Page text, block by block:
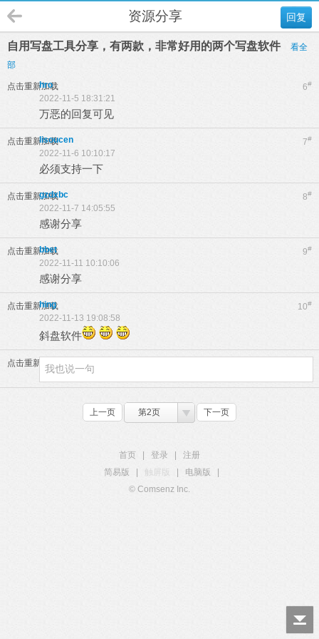
回复
资源分享
自用写盘工具分享，有两款，非常好用的两个写盘软件
看全
部
点击重新加载 6#
hro
2022-11-5 18:31:21
万恶的回复可见
点击重新加载 7#
lisoucen
2022-11-6 10:10:17
必须支持一下
点击重新加载 8#
gzdxbc
2022-11-7 14:05:55
感谢分享
点击重新加载 9#
bbet
2022-11-11 10:10:06
感谢分享
点击重新加载 10#
hing
2022-11-13 19:08:58
斜盘软件
点击重新加载
上一页 第2页 下一页
首页 登录
注册
简易版
触屏版 电脑版
© Comsenz Inc.